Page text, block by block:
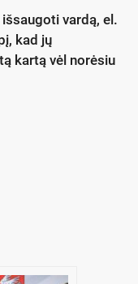
vardą, el.
kad jų
kartą vėl norėsiu